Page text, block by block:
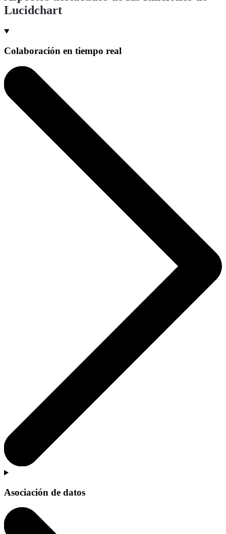
Lucidchart
Colaboración en tiempo real
Asociación de datos